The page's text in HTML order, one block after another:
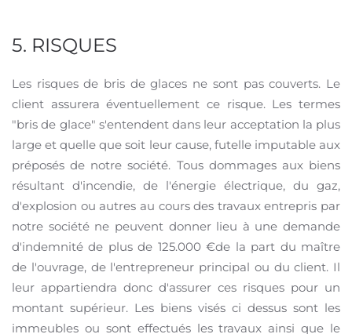
5. RISQUES
Les risques de bris de glaces ne sont pas couverts. Le
client assurera éventuellement ce risque. Les termes
"bris de glace" s'entendent dans leur acceptation la plus
large et quelle que soit leur cause, futelle imputable aux
préposés de notre société. Tous dommages aux biens
résultant d'incendie, de l'énergie électrique, du gaz,
d'explosion ou autres au cours des travaux entrepris par
notre société ne peuvent donner lieu à une demande
d'indemnité de plus de 125.000 €de la part du maître
de l'ouvrage, de l'entrepreneur principal ou du client. Il
leur appartiendra donc d'assurer ces risques pour un
montant supérieur. Les biens visés ci dessus sont les
immeubles ou sont effectués les travaux ainsi que le